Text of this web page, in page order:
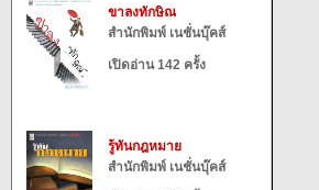
ขาลงทักษิณ
สำนักพิมพ์ เนชั่นบุ๊คส์
เปิดอ่าน 142 ครั้ง
รู้ทันกฎหมาย
สำนักพิมพ์ เนชั่นบุ๊คส์